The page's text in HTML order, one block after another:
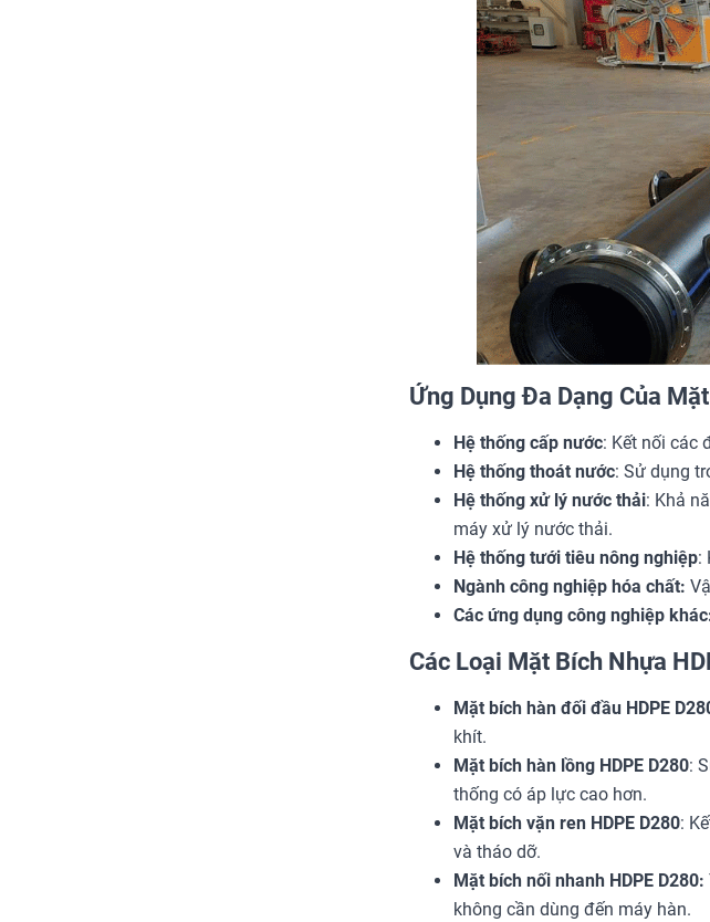
Ứng Dụng Đa Dạng Của
Hệ thống cấp nước: Kết nối các
Hệ thống thoát nước: Sử dụng
Hệ thống xử lý nước thải: Khả
máy xử lý nước thải.
Hệ thống tưới tiêu nông nghiệp:
Ngành công nghiệp hóa chất:
Các ứng dụng công nghiệp
Các Loại Mặt Bích Nhựa
Mặt bích hàn đối đầu HDPE
khít.
Mặt bích hàn lồng HDPE D280:
thống có áp lực cao hơn.
Mặt bích vặn ren HDPE D280:
và tháo dỡ.
Mặt bích nối nhanh HDPE D280:
không cần dùng đến máy hàn.